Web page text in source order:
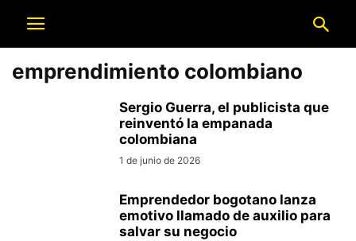
emprendimiento colombiano
Sergio Guerra, el publicista que
reinventó la empanada
colombiana
1 de junio de 2026
Emprendedor bogotano lanza
emotivo llamado de auxilio para
salvar su negocio